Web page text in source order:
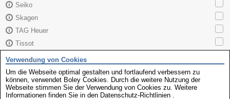
Seiko
Skagen
TAG Heuer
Tissot
Zenith
Citizen 4-795474
Verwendung von Cookies
Um die Webseite optimal gestalten und fortlaufend verbessern zu
können, verwendet Boley Cookies. Durch die weitere Nutzung der
Webseite stimmen Sie der Verwendung von Cookies zu. Weitere
Informationen finden Sie in den Datenschutz-Richtlinien